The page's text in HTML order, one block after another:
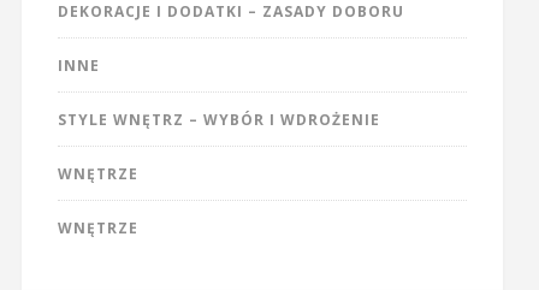
DEKORACJE I DODATKI – ZASADY DOBORU
INNE
STYLE WNĘTRZ – WYBÓR I WDROŻENIE
WNĘTRZE
WNĘTRZE